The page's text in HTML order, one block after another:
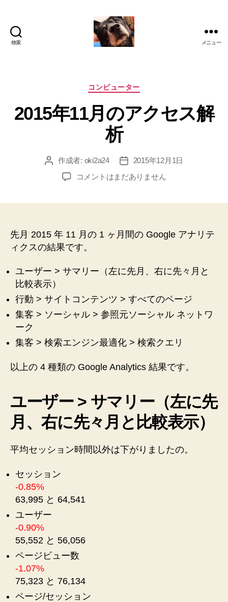
検索 メニュー
カ
ゴ
リ
ー
コンピューター
2015年11月のアクセス解
析
投 作成者: oki2a24
投
稿
日
2015年12月1日
2015
ア
ク
セ
ス
解
へ
の
コメントはまだありません
先月 2015 年 11 月の 1 ヶ月間の Google アナリテ
ィクスの結果です。
ユーザー > サマリー（左に先月、右に先々月と
比較表示）
行動 > サイトコンテンツ > すべてのページ
集客 > ソーシャル > 参照元ソーシャル ネットワ
ーク
集客 > 検索エンジン最適化 > 検索クエリ
以上の 4 種類の Google Analytics 結果です。
ユーザー > サマリー（左に先
月、右に先々月と比較表示）
平均セッション時間以外は下がりましたの。
セッション
-0.85%
63,995 と 64,541
ユーザー
-0.90%
55,552 と 56,056
ページビュー数
-1.07%
75,323 と 76,134
ページ/セッション